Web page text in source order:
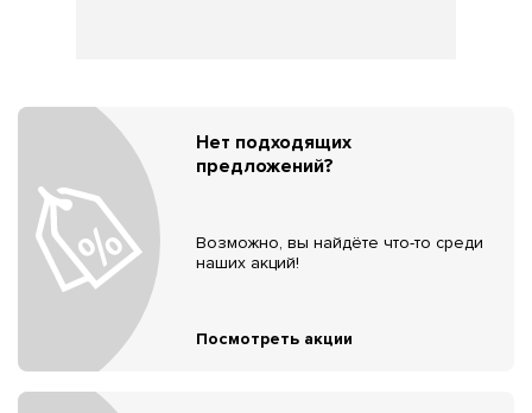
Нет подходящих
предложений?
Возможно, вы найдёте что-то среди
наших акций!
Посмотреть акции